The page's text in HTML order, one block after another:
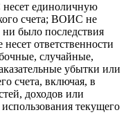
единоличную
счета; ВОИС не
ни было последствия
ответственности
случайные,
убытки или
счета, включая, в
доходов или
текущего